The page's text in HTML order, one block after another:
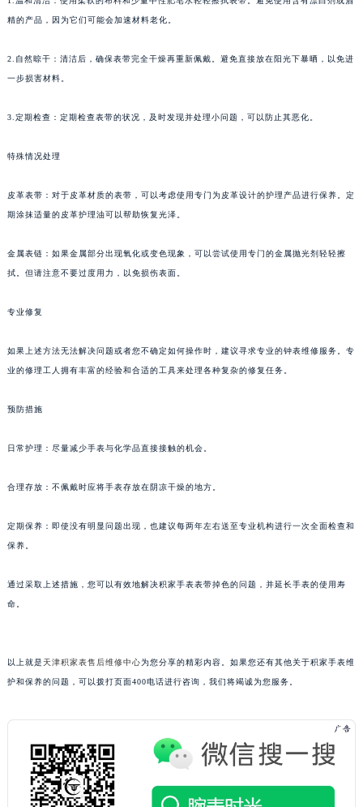
精的产品，因为它们可能会加速材料老化。
2.自然晾干：清洁后，确保表带完全干燥再重新佩戴。避免直接放在阳光下暴晒，以免进
一步损害材料。
3.定期检查：定期检查表带的状况，及时发现并处理小问题，可以防止其恶化。
特殊情况处理
皮革表带：对于皮革材质的表带，可以考虑使用专门为皮革设计的护理产品进行保养。定
期涂抹适量的皮革护理油可以帮助恢复光泽。
金属表链：如果金属部分出现氧化或变色现象，可以尝试使用专门的金属抛光剂轻轻擦
拭。但请注意不要过度用力，以免损伤表面。
专业修复
如果上述方法无法解决问题或者您不确定如何操作时，建议寻求专业的钟表维修服务。专
业的修理工人拥有丰富的经验和合适的工具来处理各种复杂的修复任务。
预防措施
日常护理：尽量减少手表与化学品直接接触的机会。
合理存放：不佩戴时应将手表存放在阴凉干燥的地方。
定期保养：即使没有明显问题出现，也建议每两年左右送至专业机构进行一次全面检查和
保养。
通过采取上述措施，您可以有效地解决积家手表表带掉色的问题，并延长手表的使用寿
命。
以上就是天津积家表售后维修中心为您分享的精彩内容。如果您还有其他关于积家手表维
护和保养的问题，可以拨打页面400电话进行咨询，我们将竭诚为您服务。